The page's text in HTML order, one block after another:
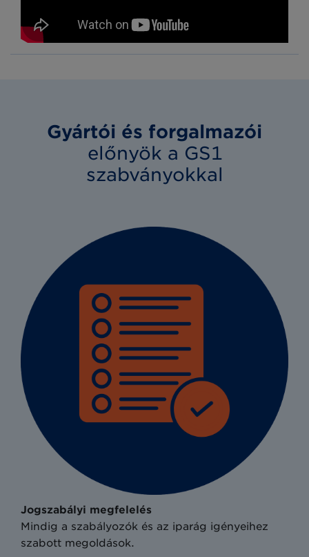
Gyártói és forgalmazói
előnyök a GS1
szabványokkal
Jogszabályi megfelelés
Mindig a szabályozók és az iparág igényeihez
szabott megoldások.